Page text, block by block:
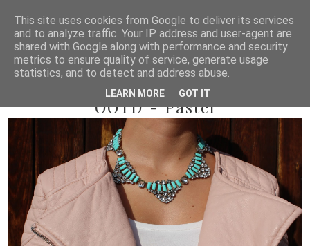
2014/10/19
OOTD - Pastel
This site uses cookies from Google to deliver its services
and to analyze traffic. Your IP address and user-agent are
shared with Google along with performance and security
metrics to ensure quality of service, generate usage
statistics, and to detect and address abuse.
LEARN MORE GOT IT